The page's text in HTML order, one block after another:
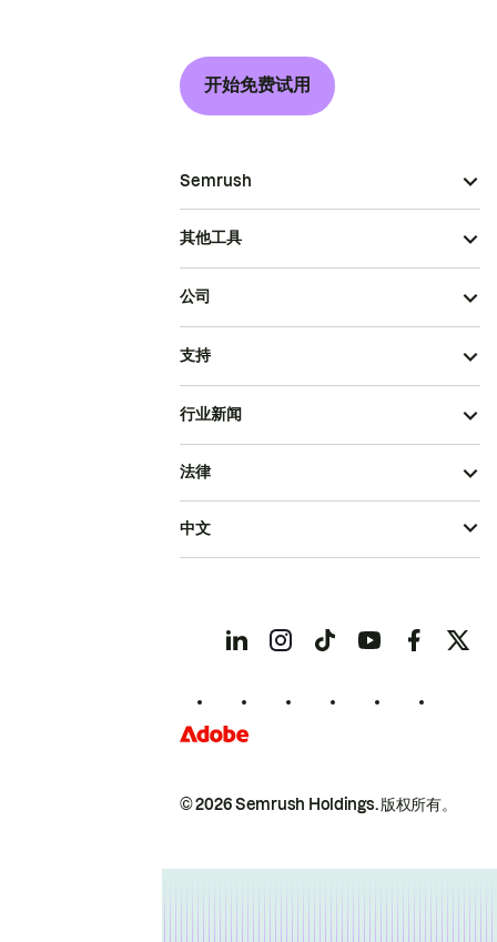
开始免费试用
Semrush
其他工具
公司
支持
行业新闻
© 2026 Semrush Holdings.版权所有。
法律
中文